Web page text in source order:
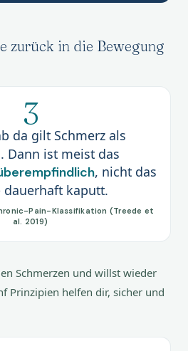
zurück in die Bewegung
3
da gilt Schmerz als
Dann ist meist das
, nicht das
dauerhaft kaputt.
Pain-Klassifikation (Treede et
al. 2019)
Schmerzen und willst wieder
Prinzipien helfen dir, sicher und